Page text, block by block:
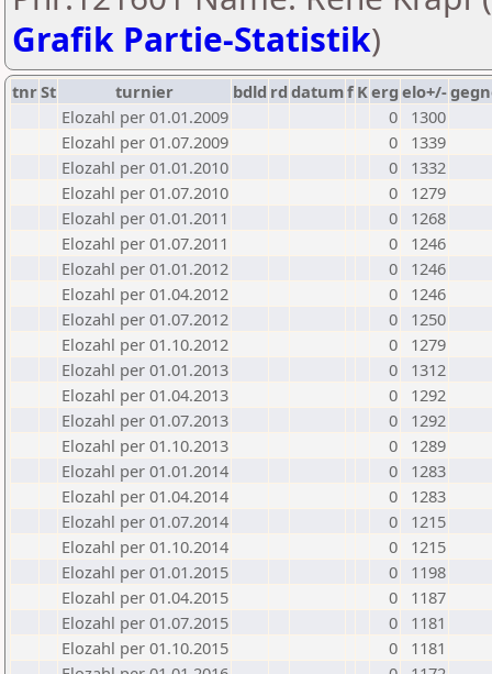
Grafik Partie-Statistik)
tnrSt turnier bdld rd datumf Kerg elo+/-
Elozahl per 01.01.2009
0
1300
Elozahl per 01.07.2009
0
1339
Elozahl per 01.01.2010
0
1332
Elozahl per 01.07.2010
0
1279
Elozahl per 01.01.2011
0
1268
Elozahl per 01.07.2011
0
1246
Elozahl per 01.01.2012
0
1246
Elozahl per 01.04.2012
0
1246
Elozahl per 01.07.2012
0
1250
Elozahl per 01.10.2012
0
1279
Elozahl per 01.01.2013
0
1312
Elozahl per 01.04.2013
0
1292
Elozahl per 01.07.2013
0
1292
Elozahl per 01.10.2013
0
1289
Elozahl per 01.01.2014
0
1283
Elozahl per 01.04.2014
0
1283
Elozahl per 01.07.2014
0
1215
Elozahl per 01.10.2014
0
1215
Elozahl per 01.01.2015
0
1198
Elozahl per 01.04.2015
0
1187
Elozahl per 01.07.2015
0
1181
Elozahl per 01.10.2015
0
1181